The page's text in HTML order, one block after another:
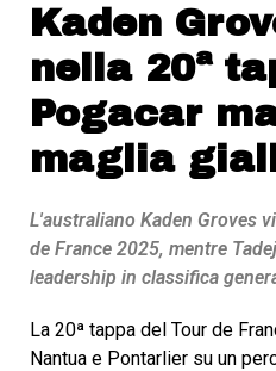
Kaden
nella 20ª
Pogacar
maglia
L'australiano Kaden Groves
de France 2025, mentre
leadership in classifica
La 20ª tappa del Tour de
Nantua e Pontarlier su un